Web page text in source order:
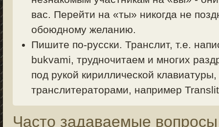
вас. Перейти на «ты» никогда не
обоюдному желанию.
Пишите по-русски. Транслит, т.е.
bukvami, трудночитаем и многих
под рукой кириллической
транслитераторами, например
Часто задаваемые вопросы